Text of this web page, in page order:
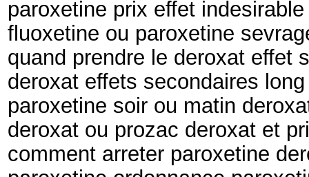
paroxetine prix effet
fluoxetine ou paroxetine
quand prendre le deroxat effet
deroxat effets secondaires
paroxetine soir ou matin
deroxat ou prozac deroxat et
comment arreter paroxetine